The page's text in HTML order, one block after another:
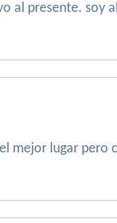
al presente.
mejor lugar